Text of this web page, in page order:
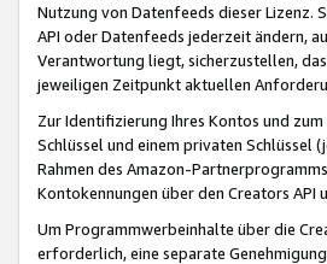
Nutzung von Datenfeeds dieser Lizenz.
API oder Datenfeeds jederzeit ändern,
Verantwortung liegt, sicherzustellen,
jeweiligen Zeitpunkt aktuellen
Zur Identifizierung Ihres Kontos und
Schlüssel und einem privaten Schlüssel
Rahmen des Amazon-
Kontokennungen über den Creators API
Um Programmwerbeinhalte über die
erforderlich, eine separate